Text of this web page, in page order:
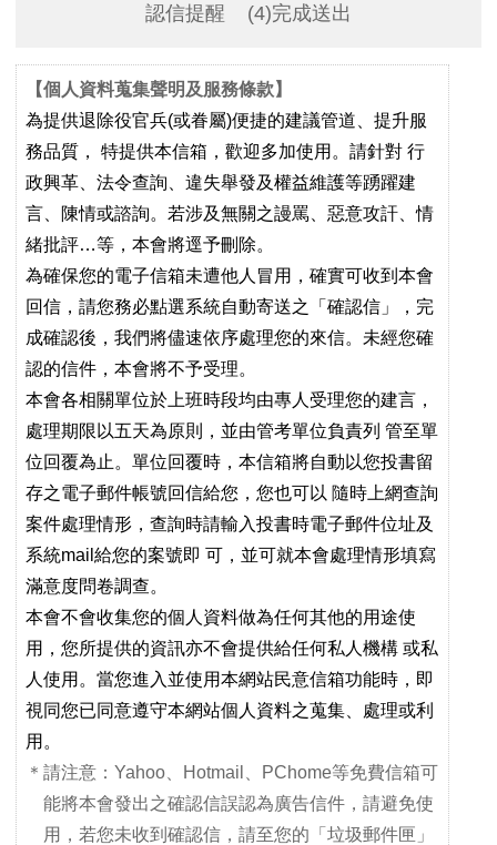
認信提醒
(4)完成送出
【個人資料蒐集聲明及服務條款】
為提供退除役官兵(或眷屬)便捷的建議管道、提升服
務品質， 特提供本信箱，歡迎多加使用。請針對 行
政興革、法令查詢、違失舉發及權益維護等踴躍建
言、陳情或諮詢。若涉及無關之謾罵、惡意攻訐、情
緒批評…等，本會將逕予刪除。
為確保您的電子信箱未遭他人冒用，確實可收到本會
回信，請您務必點選系統自動寄送之「確認信」，完
成確認後，我們將儘速依序處理您的來信。未經您確
認的信件，本會將不予受理。
本會各相關單位於上班時段均由專人受理您的建言，
處理期限以五天為原則，並由管考單位負責列 管至單
位回覆為止。單位回覆時，本信箱將自動以您投書留
存之電子郵件帳號回信給您，您也可以 隨時上網查詢
案件處理情形，查詢時請輸入投書時電子郵件位址及
系統mail給您的案號即 可，並可就本會處理情形填寫
滿意度問卷調查。
本會不會收集您的個人資料做為任何其他的用途使
用，您所提供的資訊亦不會提供給任何私人機構 或私
人使用。當您進入並使用本網站民意信箱功能時，即
視同您已同意遵守本網站個人資料之蒐集、處理或利
用。
＊請注意：Yahoo、Hotmail、PChome等免費信箱可
能將本會發出之確認信誤認為廣告信件，請避免使
用，若您未收到確認信，請至您的「垃圾郵件匣」